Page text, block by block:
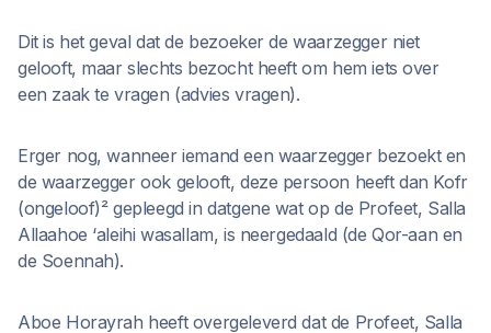
Dit is het geval dat de bezoeker de waarzegger niet
gelooft, maar slechts bezocht heeft om hem iets over
een zaak te vragen (advies vragen).
Erger nog, wanneer iemand een waarzegger bezoekt en
de waarzegger ook gelooft, deze persoon heeft dan Kofr
(ongeloof)² gepleegd in datgene wat op de Profeet, Salla
Allaahoe ‘aleihi wasallam, is neergedaald (de Qor-aan en
de Soennah).
Aboe Horayrah heeft overgeleverd dat de Profeet, Salla